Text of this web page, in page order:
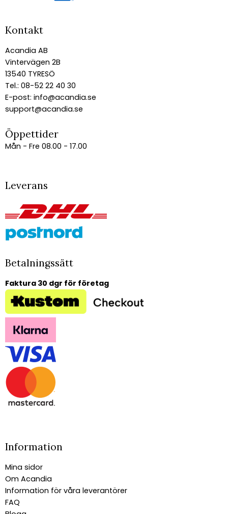
Kontakt
Acandia AB
Vintervägen 2B
13540 TYRESÖ
Tel.: 08-52 22 40 30
E-post: info@acandia.se
support@acandia.se
Öppettider
Mån - Fre 08.00 - 17.00
Leverans
Betalningssätt
Faktura 30 dgr för företag
Information
Mina sidor
Om Acandia
Information för våra leverantörer
FAQ